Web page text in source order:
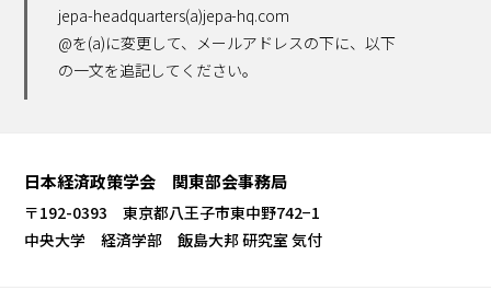
jepa-headquarters(a)jepa-hq.com
@を(a)に変更して、メールアドレスの下に、以下
の一文を追記してください。
日本経済政策学会 関東部会事務局
〒192-0393 東京都八王子市東中野742−1
中央大学 経済学部 飯島大邦 研究室 気付